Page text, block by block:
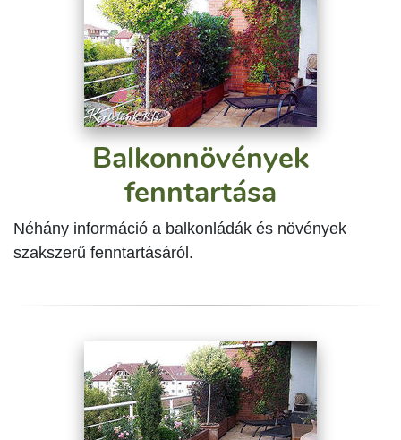
Balkonnövények
fenntartása
Néhány információ a balkonládák és növények
szakszerű fenntartásáról.